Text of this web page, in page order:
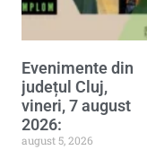
Evenimente din
județul Cluj,
vineri, 7 august
2026:
august 5, 2026